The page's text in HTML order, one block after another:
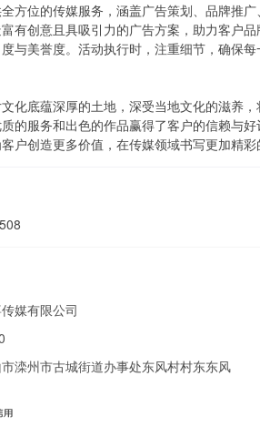
方位的传媒服务，涵盖广告策划、品牌推
有创意且具吸引力的广告方案，助力客户
与美誉度。活动执行时，注重细节，确保
化底蕴深厚的土地，深受当地文化的滋养
的服务和出色的作品赢得了客户的信赖与
户创造更多价值，在传媒领域书写更加精彩
媒有限公司
滦州市古城街道办事处东风村村东东风